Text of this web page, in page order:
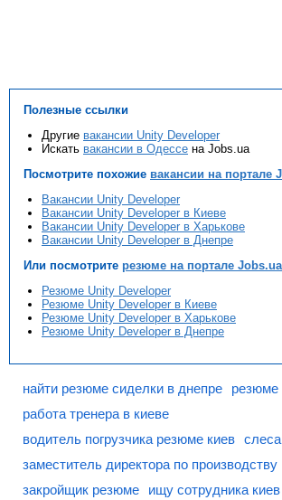
Полезные ссылки
Другие вакансии Unity Developer
Искать вакансии в Одессе на Jobs.ua
Посмотрите похожие вакансии на портале
Вакансии Unity Developer
Вакансии Unity Developer в Киеве
Вакансии Unity Developer в Харькове
Вакансии Unity Developer в Днепре
Или посмотрите резюме на портале Jobs.ua
Резюме Unity Developer
Резюме Unity Developer в Киеве
Резюме Unity Developer в Харькове
Резюме Unity Developer в Днепре
найти резюме сиделки в днепре
резюме
работа тренера в киеве
водитель погрузчика резюме киев
заместитель директора по производству
закройщик резюме
ищу сотрудника киев